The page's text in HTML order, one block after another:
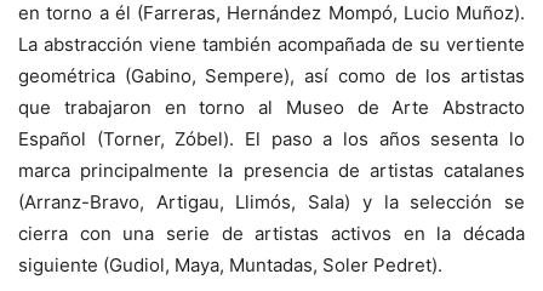
en torno a él (Farreras, Hernández Mompó, Lucio Muñoz).
La abstracción viene también acompañada de su vertiente
geométrica (Gabino, Sempere), así como de los artistas
que trabajaron en torno al Museo de Arte Abstracto
Español (Torner, Zóbel). El paso a los años sesenta lo
marca principalmente la presencia de artistas catalanes
(Arranz-Bravo, Artigau, Llimós, Sala) y la selección se
cierra con una serie de artistas activos en la década
siguiente (Gudiol, Maya, Muntadas, Soler Pedret).